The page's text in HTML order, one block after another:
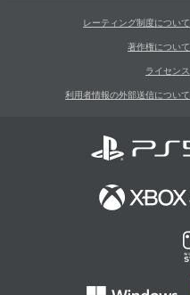
レーティング制度について
著作権について
ライセンス
利用者情報の外部送信について